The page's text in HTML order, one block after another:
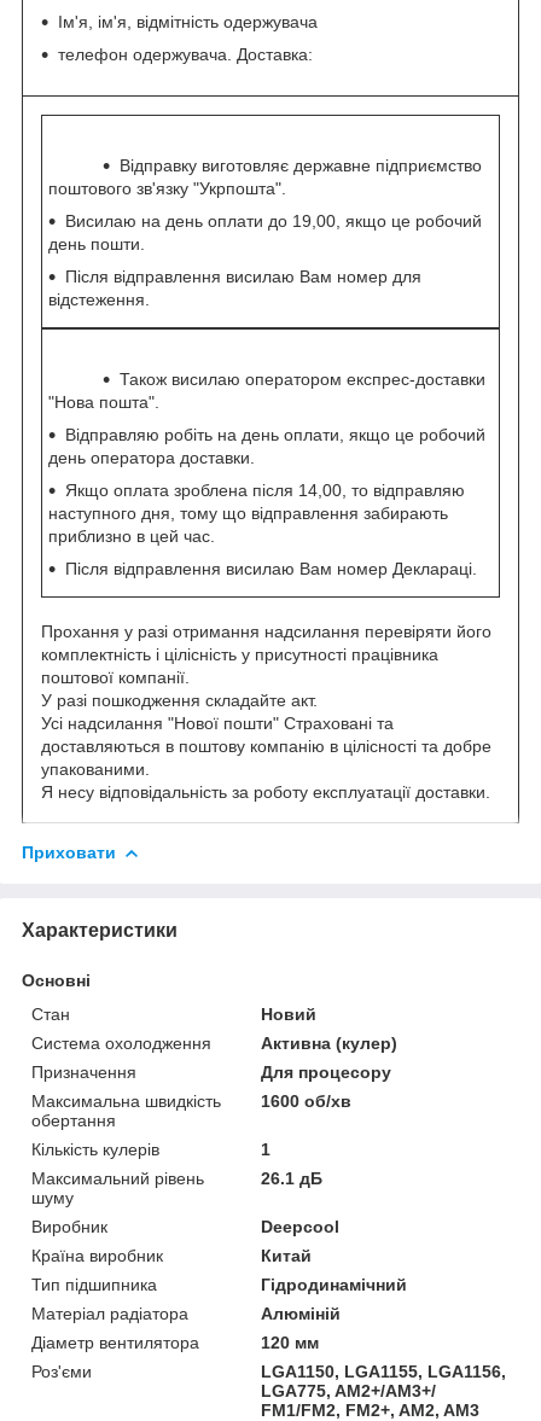
Ім'я, ім'я, відмітність одержувача
телефон одержувача. Доставка:
Відправку виготовляє державне підприємство
поштового зв'язку "Укрпошта".
Висилаю на день оплати до 19,00, якщо це робочий
день пошти.
Після відправлення висилаю Вам номер для
відстеження.
Також висилаю оператором експрес-доставки
"Нова пошта".
Відправляю робіть на день оплати, якщо це робочий
день оператора доставки.
Якщо оплата зроблена після 14,00, то відправляю
наступного дня, тому що відправлення забирають
приблизно в цей час.
Після відправлення висилаю Вам номер Деклараці.
Прохання у разі отримання надсилання перевіряти його
комплектність і цілісність у присутності працівника
поштової компанії.
У разі пошкодження складайте акт.
Усі надсилання "Нової пошти" Страховані та
доставляються в поштову компанію в цілісності та добре
упакованими.
Я несу відповідальність за роботу експлуатації доставки.
Приховати
Характеристики
Основні
Стан
Новий
Система охолодження
Активна (кулер)
Призначення
Для процесору
Максимальна швидкість
обертання
1600 об/хв
Кількість кулерів
1
Максимальний рівень
шуму
26.1 дБ
Виробник
Deepcool
Країна виробник
Китай
Тип підшипника
Гідродинамічний
Матеріал радіатора
Алюміній
Діаметр вентилятора
120 мм
Роз'єми
LGA1150, LGA1155, LGA1156,
LGA775, AM2+/AM3+/
FM1/FM2, FM2+, AM2, AM3